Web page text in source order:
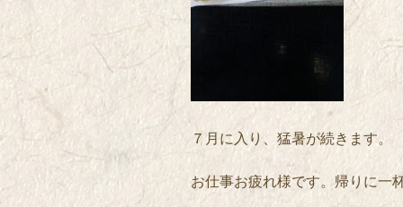
７月に入り、猛暑が続きます。
お仕事お疲れ様です。帰りに一